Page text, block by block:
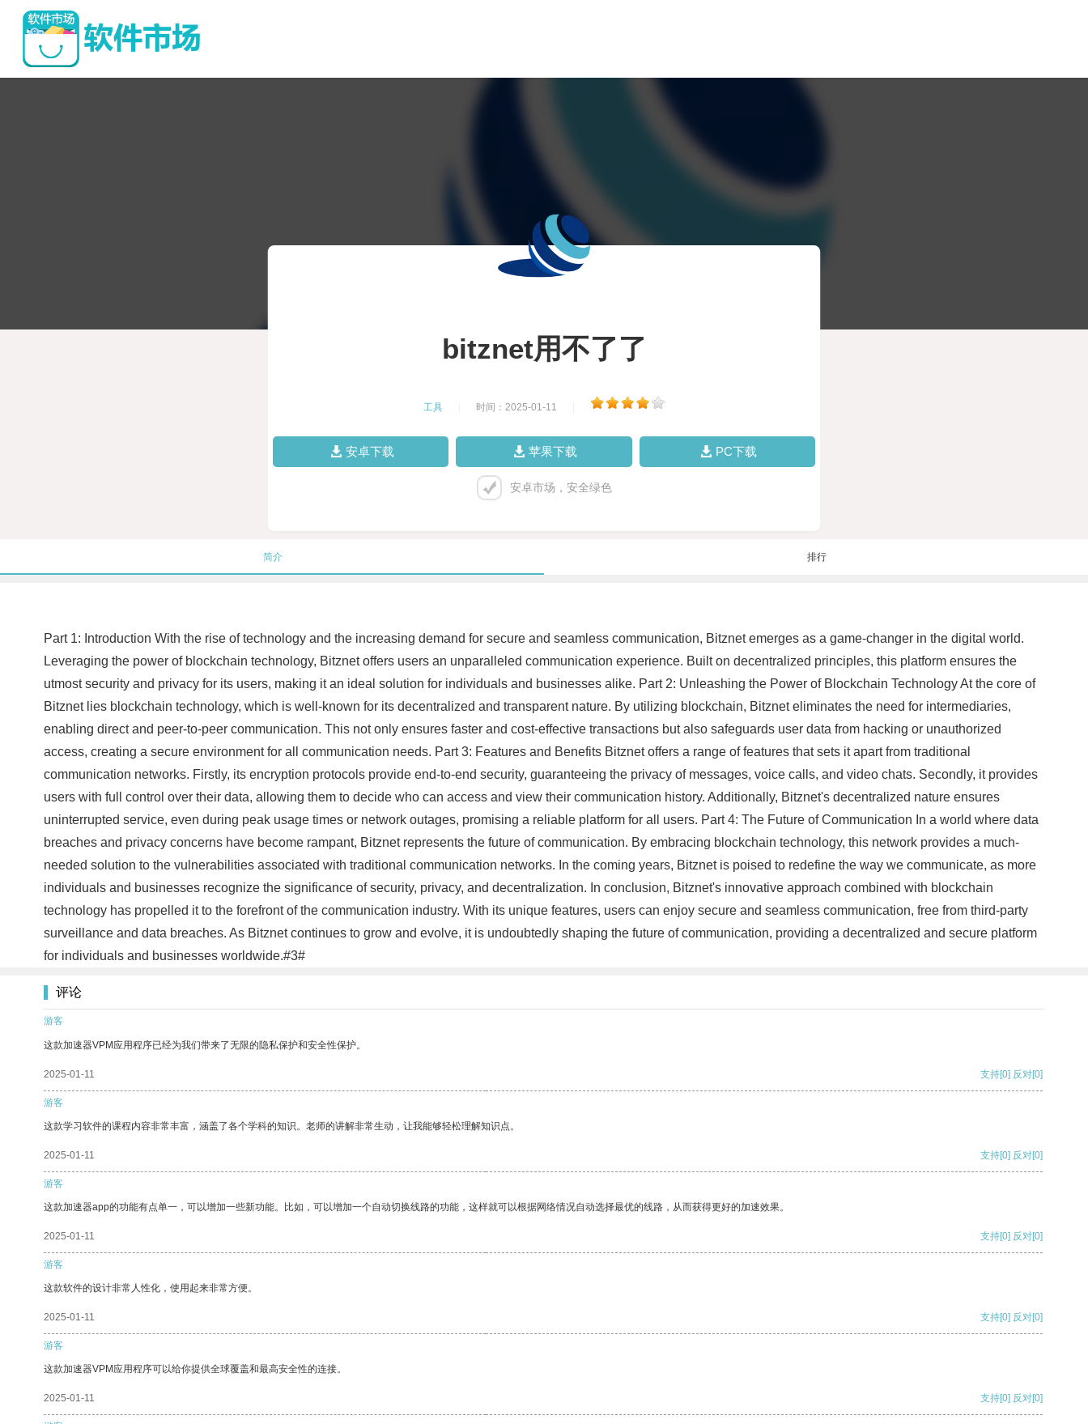
bitznet用不了了
工具 时间：2025-01-11
安卓下载 苹果下载 PC下载
安卓市场，安全绿色
简介 排行
Part 1: Introduction With the rise of technology and the increasing demand for secure and seamless communication, Bitznet emerges as a game-changer in the digital world.
Leveraging the power of blockchain technology, Bitznet offers users an unparalleled communication experience. Built on decentralized principles, this platform ensures the
utmost security and privacy for its users, making it an ideal solution for individuals and businesses alike. Part 2: Unleashing the Power of Blockchain Technology At the core of
Bitznet lies blockchain technology, which is well-known for its decentralized and transparent nature. By utilizing blockchain, Bitznet eliminates the need for intermediaries,
enabling direct and peer-to-peer communication. This not only ensures faster and cost-effective transactions but also safeguards user data from hacking or unauthorized
access, creating a secure environment for all communication needs. Part 3: Features and Benefits Bitznet offers a range of features that sets it apart from traditional
communication networks. Firstly, its encryption protocols provide end-to-end security, guaranteeing the privacy of messages, voice calls, and video chats. Secondly, it provides
users with full control over their data, allowing them to decide who can access and view their communication history. Additionally, Bitznet's decentralized nature ensures
uninterrupted service, even during peak usage times or network outages, promising a reliable platform for all users. Part 4: The Future of Communication In a world where data
breaches and privacy concerns have become rampant, Bitznet represents the future of communication. By embracing blockchain technology, this network provides a much-
needed solution to the vulnerabilities associated with traditional communication networks. In the coming years, Bitznet is poised to redefine the way we communicate, as more
individuals and businesses recognize the significance of security, privacy, and decentralization. In conclusion, Bitznet's innovative approach combined with blockchain
technology has propelled it to the forefront of the communication industry. With its unique features, users can enjoy secure and seamless communication, free from third-party
surveillance and data breaches. As Bitznet continues to grow and evolve, it is undoubtedly shaping the future of communication, providing a decentralized and secure platform
for individuals and businesses worldwide.#3#
评论
游客
这款加速器VPM应用程序已经为我们带来了无限的隐私保护和安全性保护。
2025-01-11 支持[0] 反对[0]
游客
这款学习软件的课程内容非常丰富，涵盖了各个学科的知识。老师的讲解非常生动，让我能够轻松理解知识点。
2025-01-11 支持[0] 反对[0]
游客
这款加速器app的功能有点单一，可以增加一些新功能。比如，可以增加一个自动切换线路的功能，这样就可以根据网络情况自动选择最优的线路，从而获得更好的加速效果。
2025-01-11 支持[0] 反对[0]
游客
这款软件的设计非常人性化，使用起来非常方便。
2025-01-11 支持[0] 反对[0]
游客
这款加速器VPM应用程序可以给你提供全球覆盖和最高安全性的连接。
2025-01-11 支持[0] 反对[0]